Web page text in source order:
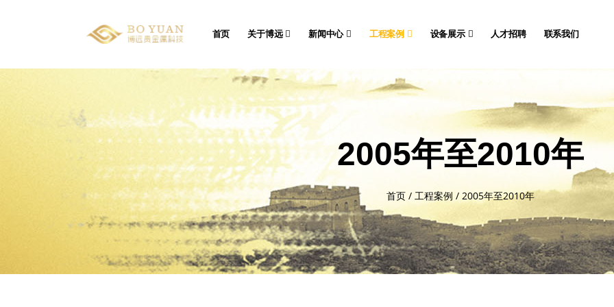
首页 关于博远 新闻中心 工程案例 设备展示 人才招聘 联系我们
2005年至2010年
首页 / 工程案例 / 2005年至2010年